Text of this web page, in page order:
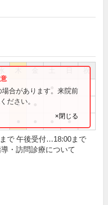
祝
●
●
●
合があります。来院前
ださい。
×閉じる
で 午後受付…18:00まで
・訪問診療について